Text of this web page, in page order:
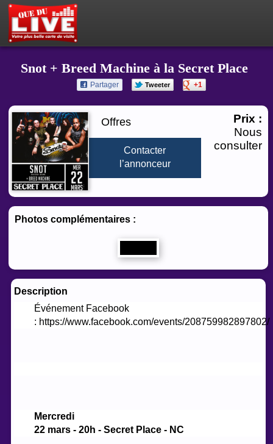
Snot + Breed Machine à la Secret Place
Partager Tweeter +1
Prix :
Nous
consulter
Offres
Contacter
l’annonceur
Photos complémentaires:
Description
Événement Facebook
: https://www.facebook.com/events/208759982897802/
Mercredi
22 mars - 20h - Secret Place - NC